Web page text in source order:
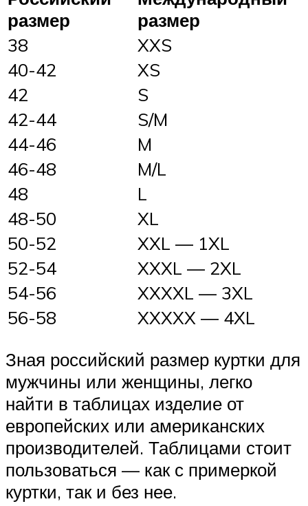
размер
размер
38
XXS
40-42
XS
42
S
42-44
S/M
44-46
M
46-48
M/L
48
L
48-50
XL
50-52
XXL — 1XL
52-54
XXXL — 2XL
54-56
XXXXL — 3XL
56-58
XXXXX — 4XL
Зная российский размер куртки для
мужчины или женщины, легко
найти в таблицах изделие от
европейских или американских
производителей. Таблицами стоит
пользоваться — как с примеркой
куртки, так и без нее.